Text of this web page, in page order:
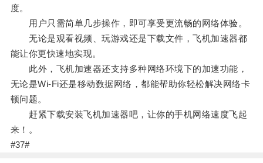
度。
用户只需简单几步操作，即可享受更流畅的网络体验。
无论是观看视频、玩游戏还是下载文件，飞机加速器都
能让你更快速地实现。
此外，飞机加速器还支持多种网络环境下的加速功能，
无论是Wi-Fi还是移动数据网络，都能帮助你轻松解决网络卡
顿问题。
赶紧下载安装飞机加速器吧，让你的手机网络速度飞起
来！。
#37#